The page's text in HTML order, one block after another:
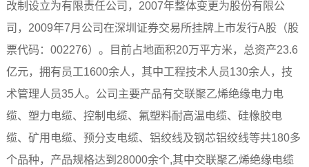
改制设立为有限责任公司，2007年整体变更为股份有限公
司，2009年7月公司在深圳证券交易所挂牌上市发行A股（股
票代码：002276）。目前占地面积20万平方米，总资产23.6
亿元，拥有员工1600余人，其中工程技术人员130余人，技
术管理人员35人。公司主要产品有交联聚乙烯绝缘电力电
缆、塑力电缆、控制电缆、氟塑料耐高温电缆、硅橡胶电
缆、矿用电缆、预分支电缆、铝绞线及钢芯铝绞线等共180多
个品种，产品规格达到28000余个,其中交联聚乙烯绝缘电缆